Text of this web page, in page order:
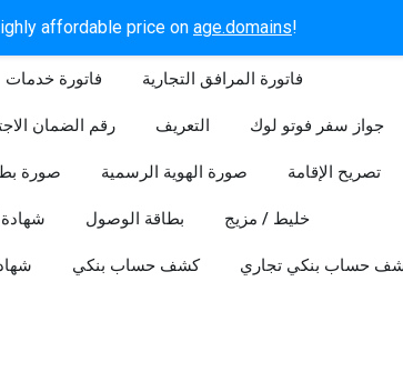
affordable price on age.domains!
فاتورة خدمات فاتورة المرافق التجارية
رقم الضمان التعريف جواز سفر فوتو لوك
صورة صورة الهوية الرسمية تصريح الإقامة
شهادة بطاقة الوصول خليط / مزيج
كشف حساب بنكي حساب بنكي تجاري